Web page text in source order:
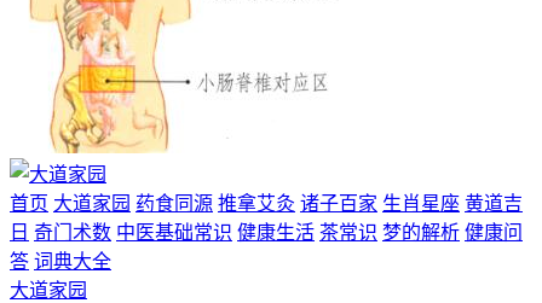
首页 大道家园 药食同源 推拿艾灸 诸子百家 生肖星座 黄道吉
日 奇门术数 中医基础常识 健康生活 茶常识 梦的解析 健康问
答 词典大全
大道家园